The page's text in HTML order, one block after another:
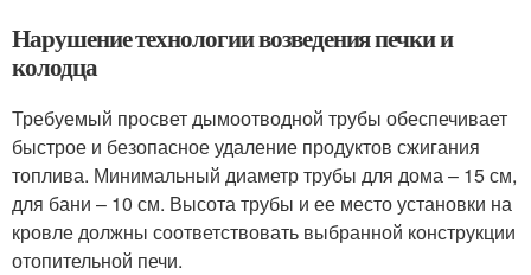
Нарушение технологии возведения печки и
колодца
Требуемый просвет дымоотводной трубы обеспечивает
быстрое и безопасное удаление продуктов сжигания
топлива. Минимальный диаметр трубы для дома – 15 см,
для бани – 10 см. Высота трубы и ее место установки на
кровле должны соответствовать выбранной конструкции
отопительной печи.